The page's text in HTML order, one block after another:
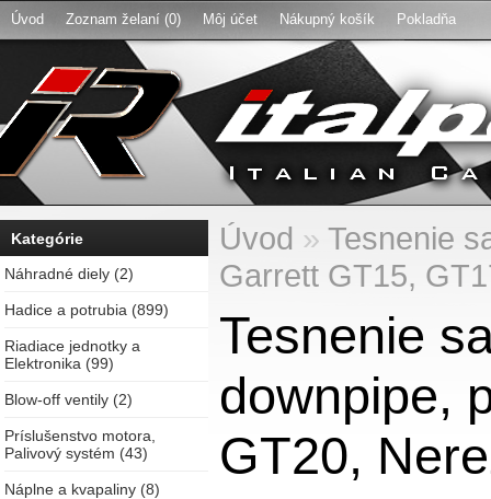
Úvod Zoznam želaní (0) Môj účet Nákupný košík Pokladňa
Kategórie
Náhradné diely (2)
Hadice a potrubia (899)
Riadiace jednotky a
Elektronika (99)
Blow-off ventily (2)
Príslušenstvo motora,
Palivový systém (43)
Náplne a kvapaliny (8)
Úvod » Tesnenie
Garrett GT15,
Tesnenie
downpipe,
GT20,